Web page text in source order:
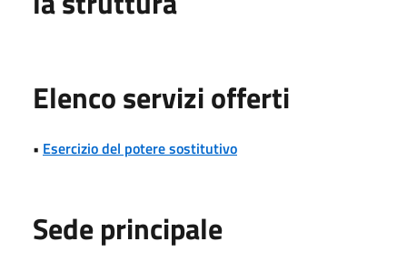
Elenco servizi offerti
• Esercizio del potere sostitutivo
Sede principale